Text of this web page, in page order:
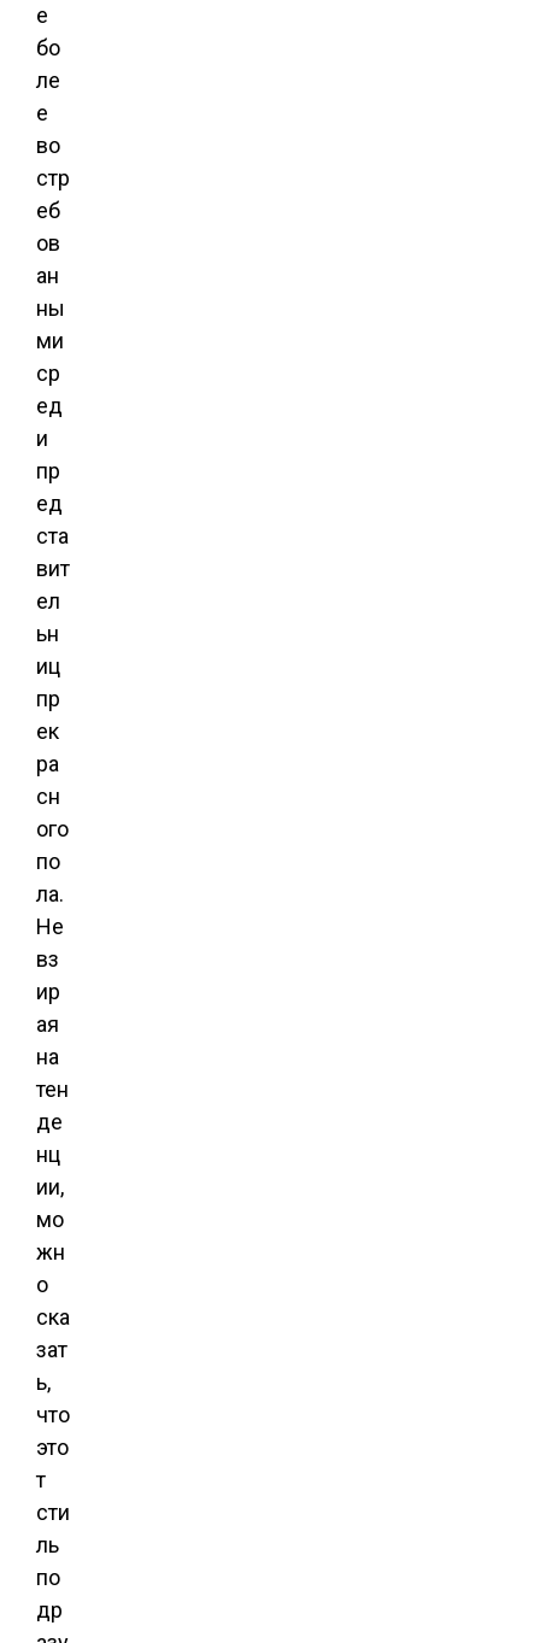
е
бо
ле
е
во
стр
еб
ов
ан
ны
ми
ср
ед
и
пр
ед
ста
вит
ел
ьн
иц
пр
ек
ра
сн
ого
по
ла.
Не
вз
ир
ая
на
тен
де
нц
ии,
мо
жн
о
ска
зат
ь,
что
это
т
сти
ль
по
др